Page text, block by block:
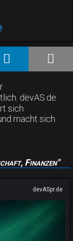
devAS.de
sich
macht sich
Finanzen"
devASpr.de